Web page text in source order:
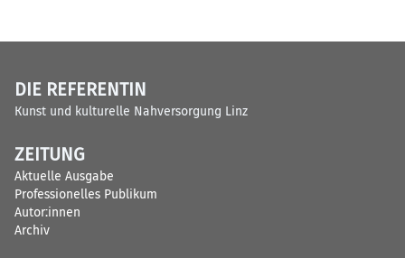
DIE REFERENTIN
Kunst und kulturelle Nahversorgung Linz
ZEITUNG
Aktuelle Ausgabe
Professionelles Publikum
Autor:innen
Archiv